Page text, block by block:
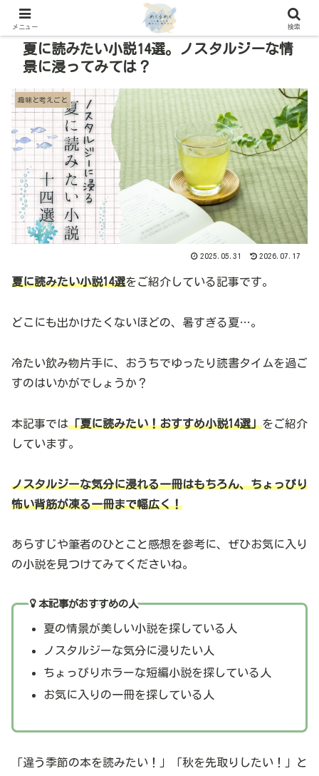
夏に読みたい小説14選。ノスタルジーな情
景に浸ってみては？
趣味と考えごと
2025.05.31 2026.07.17
夏に読みたい小説14選をご紹介している記事です。
どこにも出かけたくないほどの、暑すぎる夏…。
冷たい飲み物片手に、おうちでゆったり読書タイムを過ご
すのはいかがでしょうか？
本記事では「夏に読みたい！おすすめ小説14選」をご紹介
しています。
ノスタルジーな気分に浸れる一冊はもちろん、ちょっぴり
怖い背筋が凍る一冊まで幅広く！
あらすじや筆者のひとこと感想を参考に、ぜひお気に入り
の小説を見つけてみてくださいね。
本記事がおすすめの人
夏の情景が美しい小説を探している人
ノスタルジーな気分に浸りたい人
ちょっぴりホラーな短編小説を探している人
お気に入りの一冊を探している人
「違う季節の本を読みたい！」「秋を先取りしたい！」と
メニュー 検索